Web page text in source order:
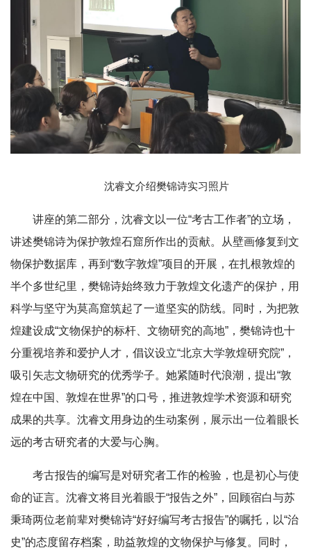
沈睿文介绍樊锦诗实习照片
讲座的第二部分，沈睿文以一位“考古工作者”的立场，
讲述樊锦诗为保护敦煌石窟所作出的贡献。从壁画修复到文
物保护数据库，再到“数字敦煌”项目的开展，在扎根敦煌的
半个多世纪里，樊锦诗始终致力于敦煌文化遗产的保护，用
科学与坚守为莫高窟筑起了一道坚实的防线。同时，为把敦
煌建设成“文物保护的标杆、文物研究的高地”，樊锦诗也十
分重视培养和爱护人才，倡议设立“北京大学敦煌研究院”，
吸引矢志文物研究的优秀学子。她紧随时代浪潮，提出“敦
煌在中国、敦煌在世界”的口号，推进敦煌学术资源和研究
成果的共享。沈睿文用身边的生动案例，展示出一位着眼长
远的考古研究者的大爱与心胸。
考古报告的编写是对研究者工作的检验，也是初心与使
命的证言。沈睿文将目光着眼于“报告之外”，回顾宿白与苏
秉琦两位老前辈对樊锦诗“好好编写考古报告”的嘱托，以“治
史”的态度留存档案，助益敦煌的文物保护与修复。同时，